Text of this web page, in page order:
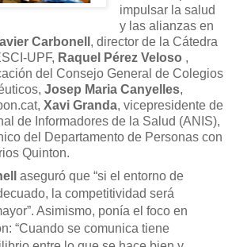
impulsar la salud
y las alianzas en
Carbonell , director de la Cátedra
UPF, Raquel Pérez Veloso ,
del Consejo General de Colegios
Josep Maria Canyelles,
Xavi Granda, vicepresidente de
de Informadores de la Salud (ANIS),
del Departamento de Personas con
Quinton.
aseguró que “si el entorno de
la competitividad será
Asimismo, ponía el foco en
“Cuando se comunica tiene